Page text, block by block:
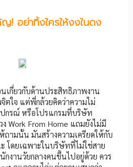
! อย่าทิ้งใครให้งงในดง
เกี่ยวกับด้านประสิทธิภาพงาน
ตใจ แต่พี่กล้วยคิดว่าความไม่
ปกรณ์ หรือโปรแกรมที่บริษัท
Work From Home แถมยังไม่มี
ถามนั้น มันสร้างความเครียดให้กับ
โดยเฉพาะในบริษัทที่ไม่ใช่สาย
งานวัยกลางคนขึ้นไปอยู่ด้วย ควร